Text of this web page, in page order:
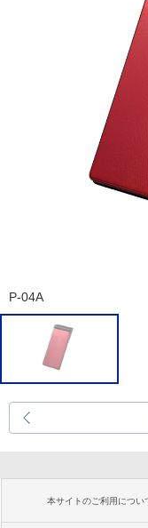
P-04A
本サイトのご利用につい